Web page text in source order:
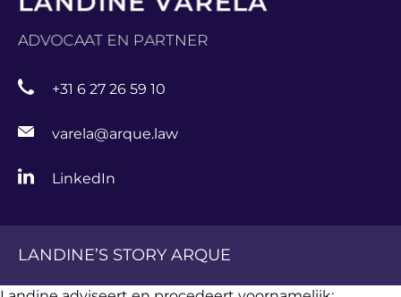
ADVOCAAT EN PARTNER
+31 6 27 26 59 10
varela@arque.law
LinkedIn
LANDINE’S STORY ARQUE